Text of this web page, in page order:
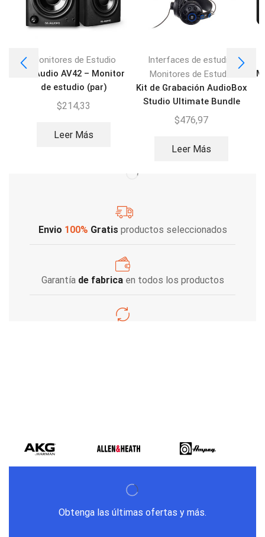
Monitores de Estudio
M-Audio AV42 – Monitor
de estudio (par)
$214,33
Leer Más
Interfaces de estudio
Monitores de Estudio
Kit de Grabación AudioBox
Studio Ultimate Bundle
$476,97
Leer Más
Envio 100% Gratis productos seleccionados
Garantía de fabricaen todos los productos
Obtenga las últimas ofertas y más.